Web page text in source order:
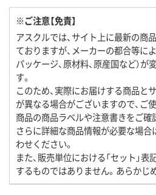
※ご注意【免責】
アスクルでは、サイト上に最新の商
ておりますが、メーカーの都合等によ
パッケージ、原材料、原産国など）
す。
このため、実際にお届けする商品と
が異なる場合がございますので、ご
商品の商品ラベルや注意書きをご確
さらに詳細な商品情報が必要な場合
わせください。
また、販売単位における「セット」
するものではありません。あらかじ